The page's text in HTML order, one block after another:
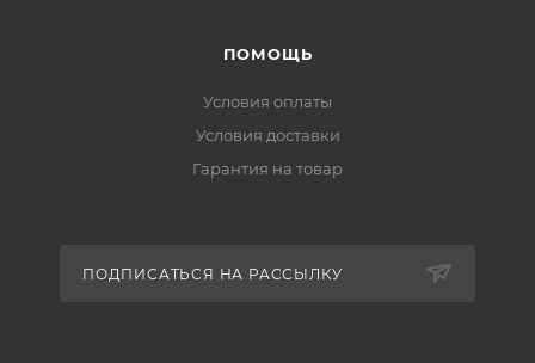
ПОМОЩЬ
Условия оплаты
Условия доставки
Гарантия на товар
ПОДПИСАТЬСЯ НА РАССЫЛКУ